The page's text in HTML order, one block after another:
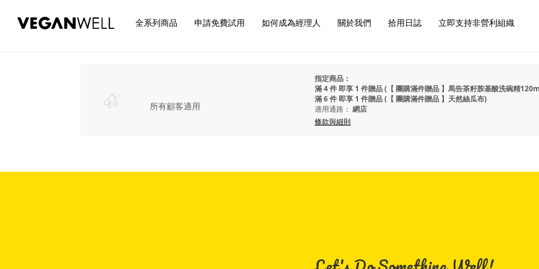
全系列商品 申請免費試用 如何成為經理人 關於我們 拾用日誌 立即支持非營利組織
所有顧客適用
指定商品：
滿 4 件 即享 1 件贈品 (【 團購滿件贈品 】馬告茶籽胺基酸洗碗精
滿 6 件 即享 1 件贈品 (【 團購滿件贈品 】天然絲瓜布)
適用通路： 網店
條款與細則